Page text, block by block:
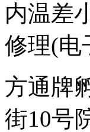
内温差
修理(电
方通牌
街10号